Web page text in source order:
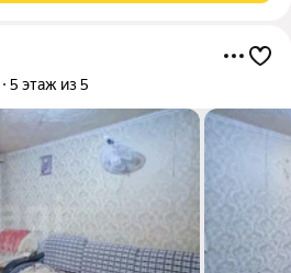
5 этаж из 5